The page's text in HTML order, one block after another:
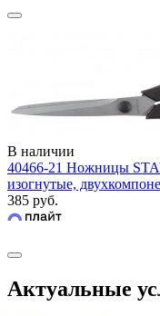
В наличии
40466-21 Ножницы
изогнутые,
385 руб.
Актуальные